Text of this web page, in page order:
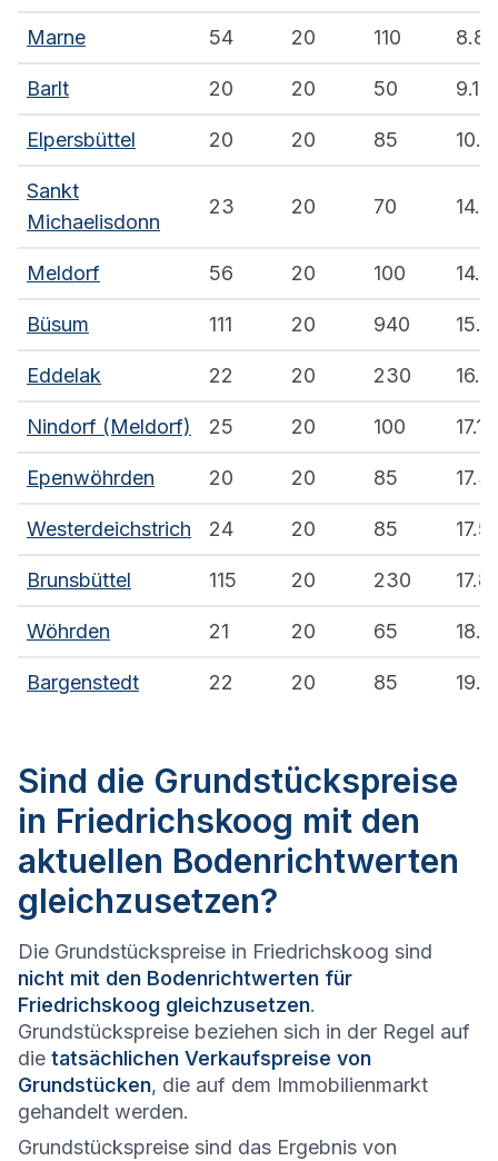
Marne 54 20 110 8.8
Barlt 20 20 50 9.1
Elpersbüttel 20 20 85 10.5
Sankt
Michaelisdonn
23 20 70 14.3
Meldorf 56 20 100 14.8
Büsum 111 20 940 15.4
Eddelak 22 20 230 16.5
Nindorf (Meldorf) 25 20 100 17.1
Epenwöhrden 20 20 85 17.3
Westerdeichstrich 24 20 85 17.5
Brunsbüttel 115 20 230 17.8
Wöhrden⁠ 21 20 65 18.7
Bargenstedt 22 20 85 19.5
Sind die Grundstückspreise
in Friedrichskoog mit den
aktuellen Bodenrichtwerten
gleichzusetzen?
Die Grundstückspreise in Friedrichskoog sind
nicht mit den Bodenrichtwerten für
Friedrichskoog gleichzusetzen.
Grundstückspreise beziehen sich in der Regel auf
die tatsächlichen Verkaufspreise von
Grundstücken, die auf dem Immobilienmarkt
gehandelt werden.
Grundstückspreise sind das Ergebnis von